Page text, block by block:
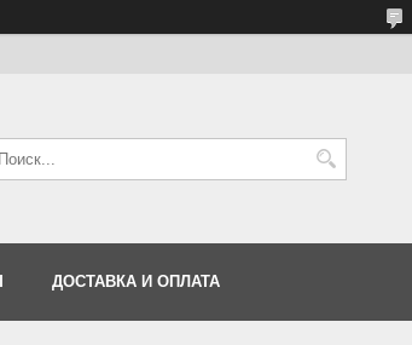
ДОСТАВКА И ОПЛАТА